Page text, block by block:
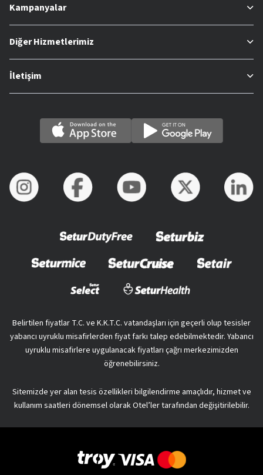
Kampanyalar
Diğer Hizmetlerimiz
İletişim
Belirtilen fiyatlar T.C. ve K.K.T.C. vatandaşları için geçerli olup tesisler
yabancı uyruklu misafirlerden fiyat farkı talep edebilmektedir. Yabancı
uyruklu misafirlere uygulanacak fiyatları çağrı merkezimizden
öğrenebilirsiniz.
Sitemizde yer alan tesis özellikleri bilgilendirme amaçlıdır, hizmet ve
kullanım saatleri dönemsel olarak Otel’ler tarafından değişitirilebilir.